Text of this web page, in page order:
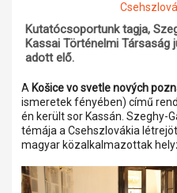
Kutatócsoportunk tagja,
Kassai Történelmi Társaság
adott elő.
A Košice vo svetle nových
ismeretek fényében) című
én került sor Kassán. Szeghy-
témája a Csehszlovákia
magyar közalkalmazottak